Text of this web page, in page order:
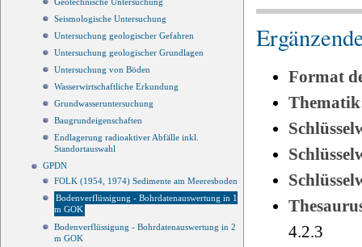
Seismologische Untersuchung
Untersuchung geologischer Gefahren
Untersuchung geologischer Grundlagen
Untersuchung von Böden
Wasserwirtschaftliche Erkundung
Grundwasseruntersuchung
Baugrundeigenschaften
Endlagerung radioaktiver Abfälle inkl.
Standortauswahl
GPDN
FOLK (1954, 1974) Sedimente am Meeresboden
Bodenverflüssigung - Bohrdatenauswertung in 1
m GOK
Bodenverflüssigung - Bohrdatenauswertung in 2
m GOK
Format
4.2.3